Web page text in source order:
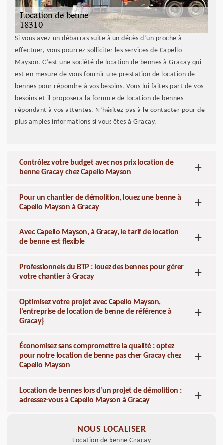
Si vous avez un débarras suite à un décès d’un proche à
effectuer, vous pourrez solliciter les services de Capello
Mayson. C’est une société de location de bennes à Gracay qui
est en mesure de vous fournir une prestation de location de
bennes pour répondre à vos besoins. Vous lui faites part de vos
besoins et il proposera la formule de location de bennes
répondant à vos attentes. N’hésitez pas à le contacter pour de
plus amples informations si vous êtes à Gracay.
Contrôlez votre budget avec nos prix location de
benne Gracay chez Capello Mayson
Pour un chantier de démolition, louez une benne à
Capello Mayson à Gracay
Avec Capello Mayson, à Gracay, le tarif de location
de benne est flexible
Professionnels du BTP : louez des bennes pour gérer
votre chantier à Gracay
Optimisez votre projet avec Capello Mayson,
l'entreprise de location de benne de référence à
Gracay}
Économisez sans compromettre la qualité : optez
pour notre location de benne pas cher Gracay chez
Capello Mayson
Location de bennes lors d’un projet de démolition :
adressez-vous à Capello Mayson à Gracay
NOUS LOCALISER
Location de benne Gracay